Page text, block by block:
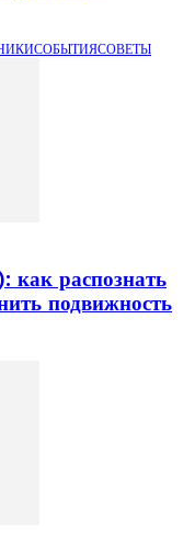
СОБЫТИЯСОВЕТЫ
как распознать
подвижность